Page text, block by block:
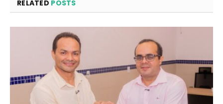
RELATED POSTS